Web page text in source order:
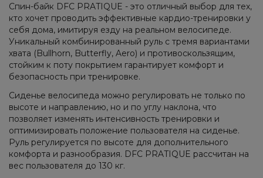
Спин-байк DFC PRATIQUE - это отличный выбор для тех,
кто хочет проводить эффективные кардио-тренировки у
себя дома, имитируя езду на реальном велосипеде.
Уникальный комбинированный руль с тремя вариантами
хвата (Bullhorn, Butterfly, Aero) и противоскользящим,
стойким к поту покрытием гарантирует комфорт и
безопасность при тренировке.
Сиденье велосипеда можно регулировать не только по
высоте и направлению, но и по углу наклона, что
позволяет изменять интенсивность тренировки и
оптимизировать положение пользователя на сиденье.
Руль регулируется по высоте для дополнительного
комфорта и разнообразия. DFC PRATIQUE рассчитан на
вес пользователя до 130 кг.